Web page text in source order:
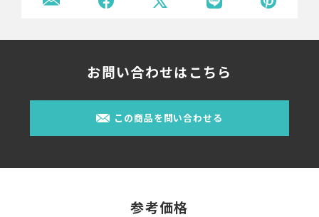
お問い合わせはこちら
この商品を問い合わせる
参考価格